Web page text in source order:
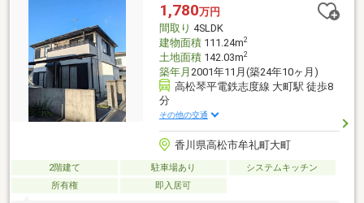
1,780万円
間取り 4SLDK
建物面積111.24m2
土地面積142.03m2
築年月 2001年11月(築24年10ヶ月)
高松琴平電鉄志度線 大町駅 徒歩8
分
その他の交通
香川県高松市牟礼町大町
2階建て 駐車場あり
システムキッチン
所有権
即入居可